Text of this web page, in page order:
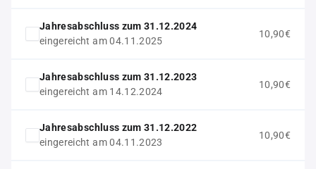
Jahresabschluss zum 31.12.2024
eingereicht am 04.11.2025
10,90€
Jahresabschluss zum 31.12.2023
eingereicht am 14.12.2024
10,90€
Jahresabschluss zum 31.12.2022
eingereicht am 04.11.2023
10,90€